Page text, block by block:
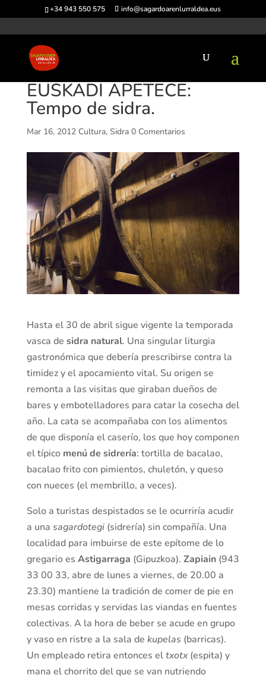
+34 943 550 575 info@sagardoarenlurraldea.eus
EUSKADI APETECE:
Tempo de sidra.
Mar 16, 2012 Cultura, Sidra 0 Comentarios
Hasta el 30 de abril sigue vigente la temporada
vasca de sidra natural. Una singular liturgia
gastronómica que debería prescribirse contra la
timidez y el apocamiento vital. Su origen se
remonta a las visitas que giraban dueños de
bares y embotelladores para catar la cosecha del
año. La cata se acompañaba con los alimentos
de que disponía el caserío, los que hoy componen
el típico menú de sidrería: tortilla de bacalao,
bacalao frito con pimientos, chuletón, y queso
con nueces (el membrillo, a veces).
Solo a turistas despistados se le ocurriría acudir
a una sagardotegi(sidrería) sin compañía. Una
localidad para imbuirse de este epítome de lo
gregario es Astigarraga (Gipuzkoa). Zapiain(943
33 00 33, abre de lunes a viernes, de 20.00 a
23.30) mantiene la tradición de comer de pie en
mesas corridas y servidas las viandas en fuentes
colectivas. A la hora de beber se acude en grupo
y vaso en ristre a la sala de kupelas (barricas).
Un empleado retira entonces eltxotx(espita) y
mana el chorrito del que se van nutriendo